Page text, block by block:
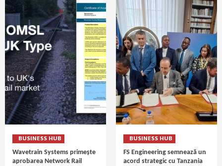
BUSINESS HUB
Wavetrain Systems primește
aprobarea Network Rail
BUSINESS HUB
FS Engineering semnează un
acord strategic cu Tanzania